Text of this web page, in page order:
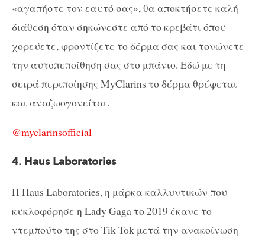
«αγαπήστε τον εαυτό σας», θα αποκτήσετε καλή
διάθεση όταν σηκώνεστε από το κρεβάτι όπου
χορεύετε, φροντίζετε το δέρμα σας και τονώνετε
την αυτοπεποίθηση σας στο μπάνιο. Εδώ με τη
σειρά περιποίησης MyClarins το δέρμα θρέφεται
και αναζωογονείται.
@myclarinsofficial
4. Haus Laboratories
Η Haus Laboratories, η μάρκα καλλυντικών που
κυκλοφόρησε η Lady Gaga το 2019 έκανε το
ντεμπούτο της στο Tik Tok μετά την ανακοίνωση